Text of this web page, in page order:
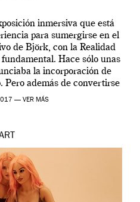
inmersiva que está
para sumergirse en el
de Björk, con la Realidad
Hace sólo unas
la incorporación de
Pero además de convertirse
más relevantes […]
— VER MÁS